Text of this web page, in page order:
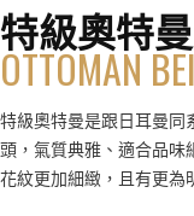
特級奧特曼
OTTOMAN
特級奧特曼是跟日耳曼同
頭，氣質典雅、適合品味
花紋更加細緻，且有更為